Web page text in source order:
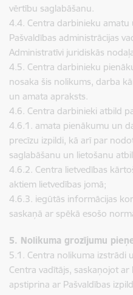
vērtību saglabāšanu.
4.4. Centra darbinieku amatu
Pašvaldības administrācijas
Administratīvi juridiskās
4.5. Centra darbinieku
nosaka šis nolikums, darba
un amata apraksts.
4.6. Centra darbinieki atbild
4.6.1. amata pienākumu un
precīzu izpildi, kā arī par
saglabāšanu un lietošanu
4.6.2. Centra lietvedības
aktiem lietvedības jomā;
4.6.3. iegūtās informācijas
saskaņā ar spēkā esošo
5. Nolikuma grozījumu
5.1. Centra nolikuma izstrādi
Centra vadītājs, saskaņojot
apstiprina ar Pašvaldības